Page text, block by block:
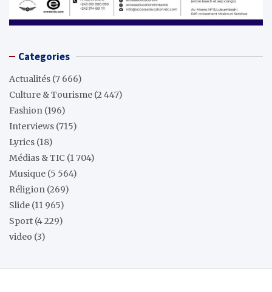
Categories
Actualités (7 666)
Culture & Tourisme (2 447)
Fashion (196)
Interviews (715)
Lyrics (18)
Médias & TIC (1 704)
Musique (5 564)
Réligion (269)
Slide (11 965)
Sport (4 229)
video (3)